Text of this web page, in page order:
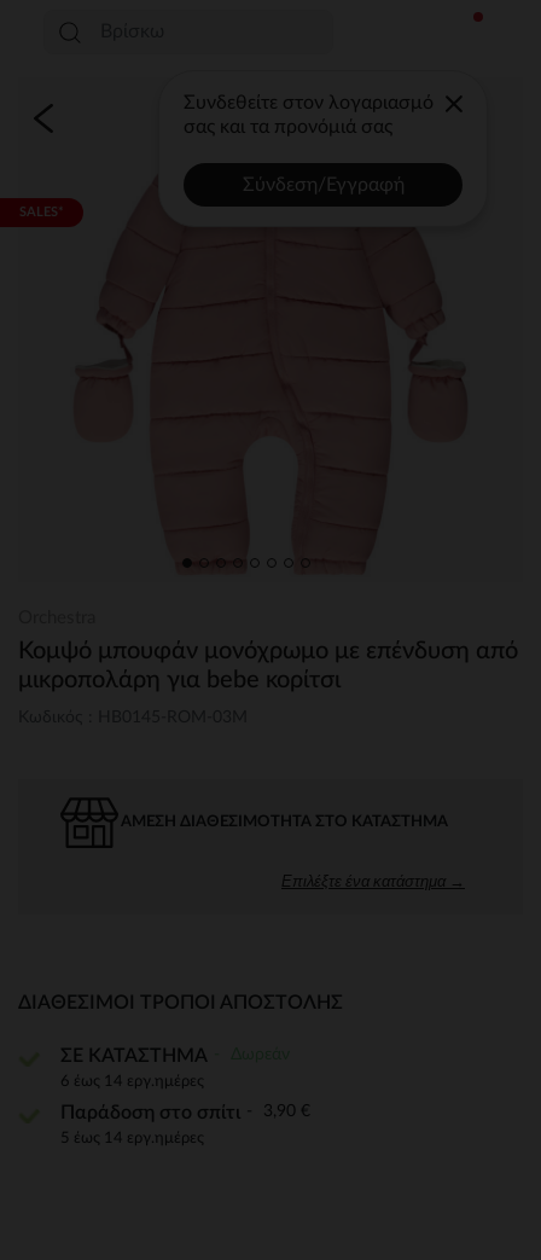
Συνδεθείτε στον λογαριασμό
σας και τα προνόμιά σας
Σύνδεση/Εγγραφή
SALES*
Κομψό μπουφάν μονόχρωμο με επένδυση από
μικροπολάρη για bebe κορίτσι
ΆΜΕΣΗ ΔΙΑΘΕΣΙΜΌΤΗΤΑ ΣΤΟ ΚΑΤΆΣΤΗΜΑ
Επιλέξτε ένα κατάστημα →
ΔΙΑΘΈΣΙΜΟΙ ΤΡΌΠΟΙ ΑΠΟΣΤΟΛΉΣ
ΣΕ ΚΑΤΑΣΤΗΜΑ
6 έως 14 εργ.ημέρες
Παράδοση στο σπίτι 3,90 €
5 έως 14 εργ.ημέρες